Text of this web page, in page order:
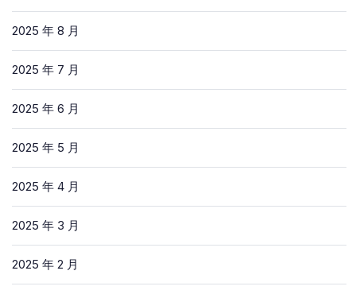
2025 年 8 月
2025 年 7 月
2025 年 6 月
2025 年 5 月
2025 年 4 月
2025 年 3 月
2025 年 2 月